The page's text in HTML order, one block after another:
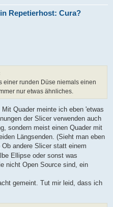
Repetierhost: Cura?
einer runden Düse niemals einen
nur etwas ähnliches.
Quader meinte ich eben 'etwas
der Slicer verwenden auch
sondern meist einen Quader mit
Längsenden. (Sieht man eben
Ob andere Slicer statt einem
Ellipse oder sonst was
nicht Open Source sind, ein
gemeint. Tut mir leid, dass ich